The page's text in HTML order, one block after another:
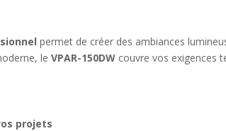
permet de créer des ambiances
le VPAR-150DW couvre vos exigences
projets